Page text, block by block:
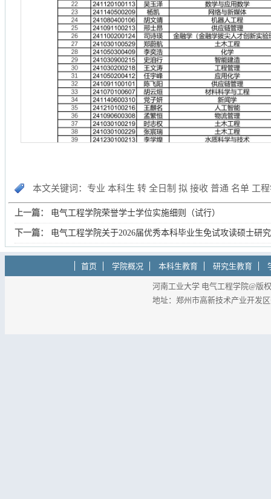
本文关键词：专业 本科生 转 全日制 拟 接收 普通 名单 工
上一篇： 电气工程学院荣誉学士学位实施细则（试行）
下一篇： 电气工程学院关于2026届优秀本科毕业生免试攻读硕士研
首页 学院概况 本科生教育 研究生教育
河南工业大学 电气工程学院@版
地址：郑州市高新技术产业开发